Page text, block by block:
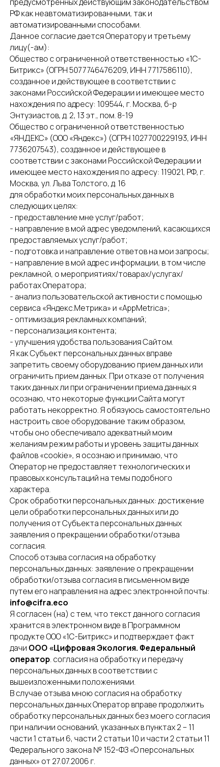
РФ как неавтоматизированными, так и
автоматизированными способами.
Данное согласие дается Оператору и третьему
лицу(-ам):
Общество с ограниченной ответственностью «1С-
Битрикс» (ОГРН 5077746476209, ИНН 7717586110),
созданное и действующее в соответствии с
законами Российской Федерации и имеющее место
нахождения по адресу: 109544, г. Москва, б-р
Энтузиастов, д. 2, 13 эт., пом. 8-19
Общество с ограниченной ответственностью
«ЯНДЕКС» (ООО «Яндекс») (ОГРН 1027700229193, ИНН
7736207543), созданное и действующее в
соответствии с законами Российской Федерации и
имеющее место нахождения по адресу: 119021, РФ, г.
Москва, ул. Льва Толстого, д. 16
для обработки моих персональных данных в
следующих целях:
- предоставление мне услуг/работ;
- направление в мой адрес уведомлений, касающихся
предоставляемых услуг/работ;
- подготовка и направление ответов на мои запросы;
- направление в мой адрес информации, в том числе
рекламной, о мероприятиях/товарах/услугах/
работах Оператора;
- анализ пользовательской активности с помощью
сервиса «Яндекс.Метрика» и «AppMetrica»;
- оптимизация рекламных компаний;
- персонализация контента;
- улучшения удобства пользования Сайтом.
Я как Субъект персональных данных вправе
запретить своему оборудованию прием данных или
ограничить прием данных. При отказе от получения
таких данных ли при ограничении приема данных я
осознаю, что некоторые функции Сайта могут
работать некорректно. Я обязуюсь самостоятельно
настроить свое оборудование таким образом,
чтобы оно обеспечивало адекватный моим
желаниям режим работы и уровень защиты данных
файлов «cookie», я осознаю и принимаю, что
Оператор не предоставляет технологических и
правовых консультаций на темы подобного
характера.
Срок обработки персональных данных: достижение
цели обработки персональных данных или до
получения от Субъекта персональных данных
заявления о прекращении обработки/отзыва
согласия.
Способ отзыва согласия на обработку
персональных данных: заявление о прекращении
обработки/отзыва согласия в письменном виде
путем его направления на адрес электронной почты:
info@cifra.eco
Я согласен (на) с тем, что текст данного согласия
хранится в электронном виде в Программном
продукте ООО «1С-Битрикс» и подтверждает факт
дачи ООО «Цифровая Экология. Федеральный
оператор. согласия на обработку и передачу
персональных данных в соответствии с
вышеизложенными положениями.
В случае отзыва мною согласия на обработку
персональных данных Оператор вправе продолжить
обработку персональных данных без моего согласия
при наличии оснований, указанных в пунктах 2 – 11
части 1 статьи 6, части 2 статьи 10 и части 2 статьи 11
Федерального закона № 152-ФЗ «О персональных
данных» от 27.07.2006 г.
Разработка сайта - UNIPROMO